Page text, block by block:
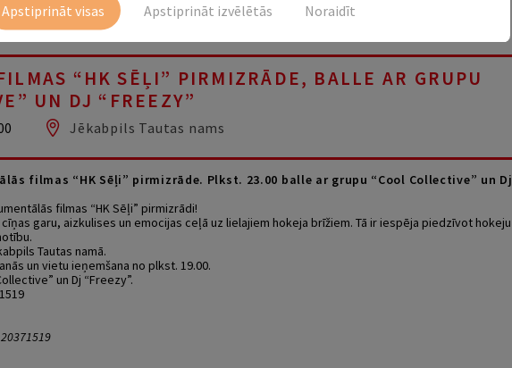
“HK SĒĻI” PIRMIZRĀDE, BALLE AR GRUPU
UN DJ “FREEZY”
Jēkabpils Tautas nams
filmas “HK Sēļi” pirmizrāde. Plkst. 23.00 balle ar grupu “Cool Collective” un Dj
filmas “HK Sēļi” pirmizrādi!
garu, aizkulises un emocijas ceļā uz lielajiem hokeja brīžiem. Tā ir iespēja piedzīvot hokeju
Tautas namā.
un vietu ieņemšana no plkst. 19.00.
un Dj “Freezy”.
Noraidīt
Apstiprināt izvēlētās
Apstiprināt visas